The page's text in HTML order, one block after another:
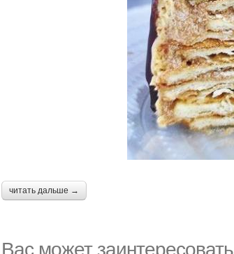
читать дальше →
Вас может заинтересовать